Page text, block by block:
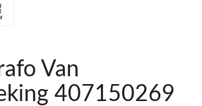
Van
407150269